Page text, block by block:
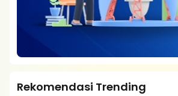
Rekomendasi Trending